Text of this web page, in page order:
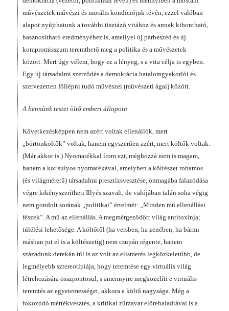
művészetek művészi és morális kondíciójuk révén, ezzel valóban
alapot nyújthatunk a további tisztázó vitához és annak kibontható,
hasznosítható eredményéhez is, amellyel új párbeszéd és új
kompromisszum teremthető meg a politika és a művészetek
között. Mert úgy vélem, hogy ez a lényeg, s a vita célja is egyben.
Egy új társadalmi szerződés a demokrácia hatalomgyakorlói és
szervezetten föllépni tudó művészei (művészeti ágai) között.
A bennünk testet öltő emberi állapota
Következésképpen nem azért voltak ellenállók, mert
„börtönköltők” voltak, hanem egyszerűen azért, mert költők voltak.
(Már akkor is.) Nyomatékkal írom ezt, méghozzá nem is magam,
hanem a kor súlyos nyomatékával, amelyben a költészet rohamos
(és világméretű) társadalmi presztízsvesztése, önmagába falazódása
végre kikényszerítheti Illyés szavalt, de valójában talán soha végig
nem gondolt sorának „politikai” értelmét: „Minden mű ellenállási
fészek”. A mű az ellenállás. A megmérgeződött világ antitoxinja;
túlélési lehetősége. A költőről (ha versben, ha zenében, ha bármi
másban jut el is a költészetig) nem csupán régente, hanem
századunk derekán túl is az volt az elismerés legközkeletűbb, de
legmélyebb sztereotípiája, hogy teremtése egy virtuális világ
létrehozására összpontosul, s amennyire megközelíti e virtuális
teremtés az egyetemességet, akkora a költő nagysága. Még a
fokozódó mértékvesztés, a kritikai zűrzavar előrehaladtával is a